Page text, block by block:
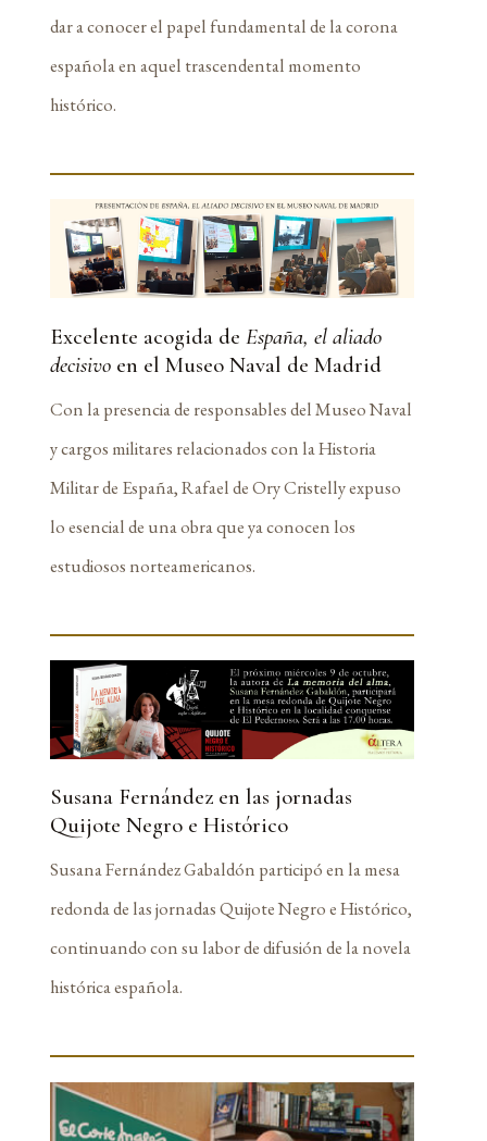
dar a conocer el papel fundamental de la corona
española en aquel trascendental momento
histórico.
Excelente acogida de España, el aliado
decisivo en el Museo Naval de Madrid
Con la presencia de responsables del Museo Naval
y cargos militares relacionados con la Historia
Militar de España, Rafael de Ory Cristelly expuso
lo esencial de una obra que ya conocen los
estudiosos norteamericanos.
Susana Fernández en las jornadas
Quijote Negro e Histórico
Susana Fernández Gabaldón participó en la mesa
redonda de las jornadas Quijote Negro e Histórico,
continuando con su labor de difusión de la novela
histórica española.